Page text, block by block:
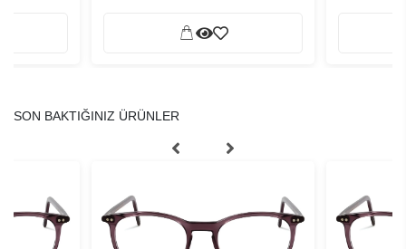
SON BAKTIĞINIZ ÜRÜNLER